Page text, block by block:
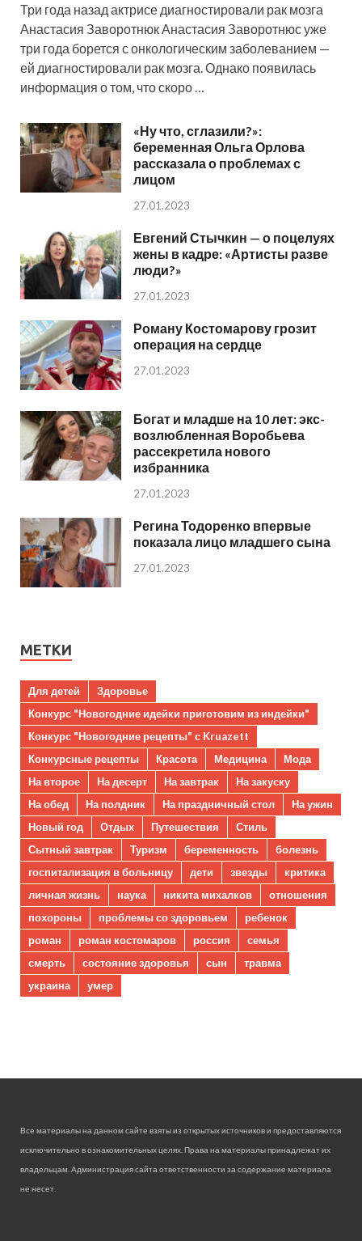
Три года назад актрисе диагностировали рак мозга
Анастасия Заворотнюк Анастасия Заворотнюс уже
три года борется с онкологическим заболеванием —
ей диагностировали рак мозга. Однако появилась
информация о том, что скоро …
«Ну что, сглазили?»:
беременная Ольга Орлова
рассказала о проблемах с
лицом
27.01.2023
Евгений Стычкин — о поцелуях
жены в кадре: «Артисты разве
люди?»
27.01.2023
Роману Костомарову грозит
операция на сердце
27.01.2023
Богат и младше на 10 лет: экс-
возлюбленная Воробьева
рассекретила нового
избранника
27.01.2023
Регина Тодоренко впервые
показала лицо младшего сына
27.01.2023
МЕТКИ
Для детей
Здоровье
Конкурс "Новогодние идейки приготовим из индейки"
Конкурс "Новогодние рецепты" с Kruazett
Конкурсные рецепты
Красота Медицина
Мода
На второе
На десерт На завтрак
На закуску
На обед
На полдник На праздничный стол
На ужин
Новый год
Отдых Путешествия
Стиль
Сытный завтрак
Туризм беременность
болезнь
госпитализация в больницу
дети звезды
критика
личная жизнь
наука никита михалков
отношения
похороны
проблемы со здоровьем
ребенок
роман
роман костомаров россия
семья
смерть
состояние здоровья сын
травма
украина
умер
Все материалы на данном сайте взяты из открытых источников и предоставляются
исключительно в ознакомительных целях. Права на материалы принадлежат их
владельцам. Администрация сайта ответственности за содержание материала
не несет.